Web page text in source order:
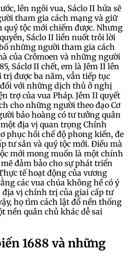
lên ngôi vua, Sáclo II hứa sẽ
tham gia cách mạng và giữ
quý tộc mới chiếm được. Nhưng
Sáclo II liền nuốt trôi lời
những người tham gia cách
của Crômoen và những người
Sáclơ II chết, em là Jêm II lên
được ba năm, vẫn tiếp tục
với những dịch thủ ở nghị
trợ của vua Pháp. Jêm II quyết
cho những người theo đạo Cơ
bảo hoàng có tư tưởng quân
địa vị quan trọng Chính
phục hồi chế độ phong kiến, đe
tư sản và quý tộc mới. Điều mà
mới mong muốn là một chính
đảm bảo cho sự phát triển
tế hoạt động của vương
các vua chúa không hề có ý
địa vị chính trị của giai cấp tư
họ tìm cách lật đổ nền thống
nền quân chủ khác dễ sai
1688 và những